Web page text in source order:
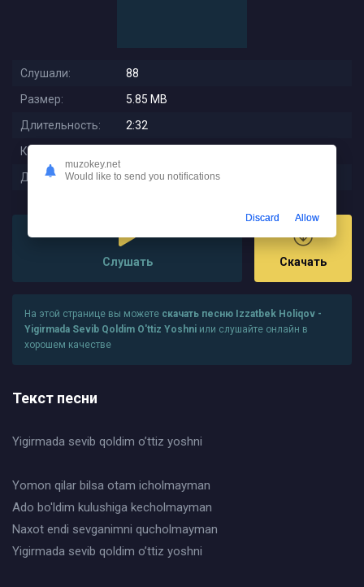
Слушали:
88
Размер:
5.85 MB
Длительность:
2:32
Качество:
Дата релиза:
2025-11-05 09:46:01
Слушать Скачать
На этой странице вы можете скачать песню Izzatbek Holiqov -
Yigirmada Sevib Qoldim O'ttiz Yoshni или слушайте онлайн в
хорошем качестве
Текст песни
Yigirmada sevib qoldim o’ttiz yoshni
Yomon qilar bilsa otam icholmayman
Ado bo'ldim kulushiga kecholmayman
Naxot endi sevganimni qucholmayman
Yigirmada sevib qoldim o’ttiz yoshni
muzokey.net
Would like to send you notifications
Discard Allow